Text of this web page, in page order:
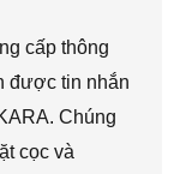
cấp thông
được tin nhắn
Chúng
cọc và